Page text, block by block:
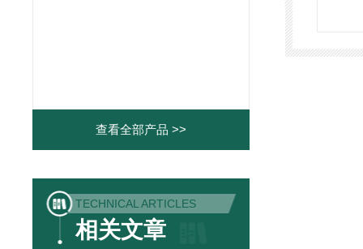
查看全部产品 >>
TECHNICAL ARTICLES
相关文章